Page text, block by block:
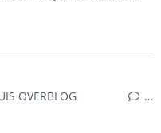
OVERBLOG …